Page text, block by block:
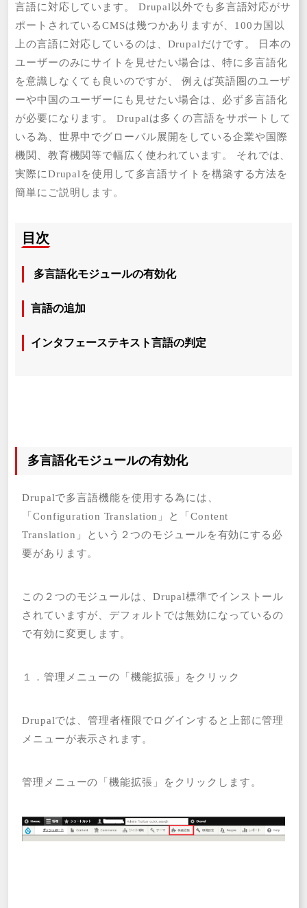
言語に対応しています。 Drupal以外でも多言語対応がサ
ポートされているCMSは幾つかありますが、100カ国以
上の言語に対応しているのは、Drupalだけです。 日本の
ユーザーのみにサイトを見せたい場合は、特に多言語化
を意識しなくても良いのですが、 例えば英語圏のユーザ
ーや中国のユーザーにも見せたい場合は、必ず多言語化
が必要になります。 Drupalは多くの言語をサポートして
いる為、世界中でグローバル展開をしている企業や国際
機関、教育機関等で幅広く使われています。 それでは、
実際にDrupalを使用して多言語サイトを構築する方法を
簡単にご説明します。
目次
多言語化モジュールの有効化
言語の追加
インタフェーステキスト言語の判定
多言語化モジュールの有効化
Drupalで多言語機能を使用する為には、
「Configuration Translation」と「Content
Translation」という２つのモジュールを有効にする必
要があります。
この２つのモジュールは、Drupal標準でインストール
されていますが、デフォルトでは無効になっているの
で有効に変更します。
１．管理メニューの「機能拡張」をクリック
Drupalでは、管理者権限でログインすると上部に管理
メニューが表示されます。
管理メニューの「機能拡張」をクリックします。